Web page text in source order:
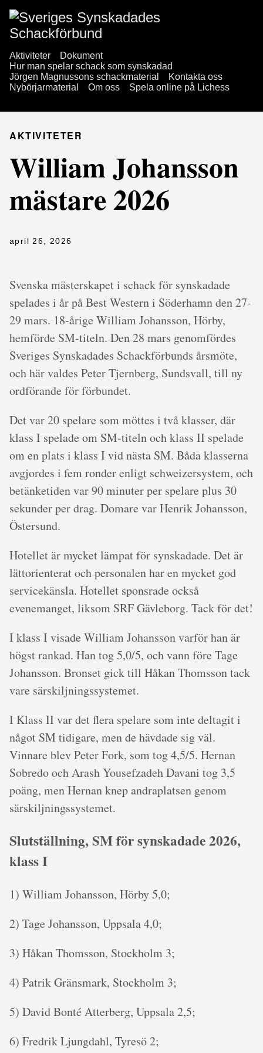
Aktiviteter
Dokument
Hur man spelar schack som synskadad
Jörgen Magnussons schackmaterial
Kontakta oss
Nybörjarmaterial
Om oss Spela online på Lichess
AKTIVITETER
William Johansson
mästare 2026
april 26, 2026
Svenska mästerskapet i schack för synskadade
spelades i år på Best Western i Söderhamn den 27-
29 mars. 18-årige William Johansson, Hörby,
hemförde SM-titeln. Den 28 mars genomfördes
Sveriges Synskadades Schackförbunds årsmöte,
och här valdes Peter Tjernberg, Sundsvall, till ny
ordförande för förbundet.
Det var 20 spelare som möttes i två klasser, där
klass I spelade om SM-titeln och klass II spelade
om en plats i klass I vid nästa SM. Båda klasserna
avgjordes i fem ronder enligt schweizersystem, och
betänketiden var 90 minuter per spelare plus 30
sekunder per drag. Domare var Henrik Johansson,
Östersund.
Hotellet är mycket lämpat för synskadade. Det är
lättorienterat och personalen har en mycket god
servicekänsla. Hotellet sponsrade också
evenemanget, liksom SRF Gävleborg. Tack för det!
I klass I visade William Johansson varför han är
högst rankad. Han tog 5,0/5, och vann före Tage
Johansson. Bronset gick till Håkan Thomsson tack
vare särskiljningssystemet.
I Klass II var det flera spelare som inte deltagit i
något SM tidigare, men de hävdade sig väl.
Vinnare blev Peter Fork, som tog 4,5/5. Hernan
Sobredo och Arash Yousefzadeh Davani tog 3,5
poäng, men Hernan knep andraplatsen genom
särskiljningssystemet.
Slutställning, SM för synskadade 2026,
klass I
1) William Johansson, Hörby 5,0;
2) Tage Johansson, Uppsala 4,0;
3) Håkan Thomsson, Stockholm 3;
4) Patrik Gränsmark, Stockholm 3;
5) David Bonté Atterberg, Uppsala 2,5;
6) Fredrik Ljungdahl, Tyresö 2;